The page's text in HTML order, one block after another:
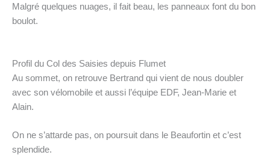
Malgré quelques nuages, il fait beau, les panneaux font du bon
boulot.
Profil du Col des Saisies depuis Flumet
Au sommet, on retrouve Bertrand qui vient de nous doubler
avec son vélomobile et aussi l’équipe EDF, Jean-Marie et
Alain.
On ne s’attarde pas, on poursuit dans le Beaufortin et c’est
splendide.